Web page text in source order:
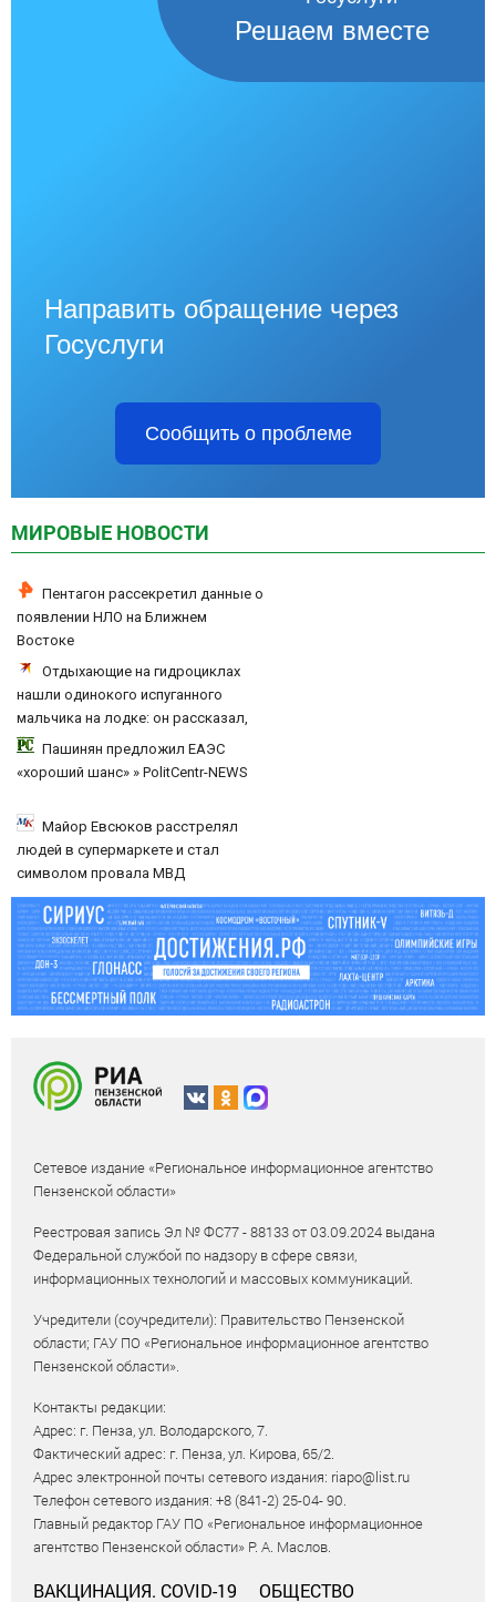
Решаем вместе
Направить обращение через
Госуслуги
Сообщить о проблеме
МИРОВЫЕ НОВОСТИ
Пентагон рассекретил данные о
появлении НЛО на Ближнем
Востоке
Отдыхающие на гидроциклах
нашли одинокого испуганного
мальчика на лодке: он рассказал,
что его папа нырнул и пропал
Пашинян предложил ЕАЭС
«хороший шанс» » PolitCentr-NEWS
Майор Евсюков расстрелял
людей в супермаркете и стал
символом провала МВД
Сетевое издание «Региональное информационное агентство
Пензенской области»
Реестровая запись Эл № ФС77 - 88133 от 03.09.2024 выдана
Федеральной службой по надзору в сфере связи,
информационных технологий и массовых коммуникаций.
Учредители (соучредители): Правительство Пензенской
области; ГАУ ПО «Региональное информационное агентство
Пензенской области».
Контакты редакции:
Адрес: г. Пенза, ул. Володарского, 7.
Фактический адрес: г. Пенза, ул. Кирова, 65/2.
Адрес электронной почты сетевого издания: riapo@list.ru
Телефон сетевого издания: +8 (841-2) 25-04- 90.
Главный редактор ГАУ ПО «Региональное информационное
агентство Пензенской области» Р. А. Маслов.
ВАКЦИНАЦИЯ. COVID-19 ОБЩЕСТВО